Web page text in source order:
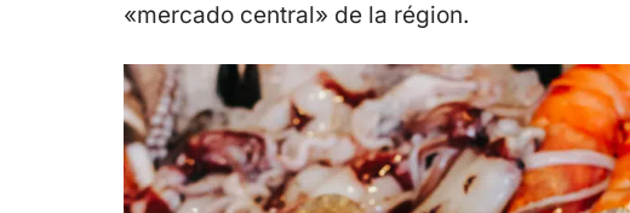
«mercado central» de la région.